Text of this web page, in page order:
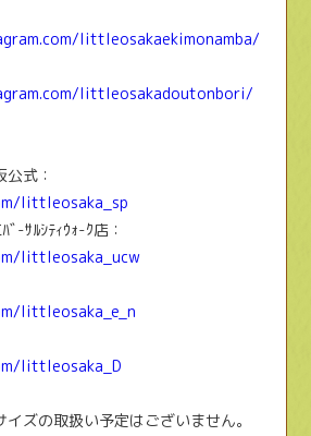
littleosakaekimonamba/
littleosakadoutonbori/
式：
littleosaka_sp
-ｻﾙｼﾃｨｳｫ-ｸ店：
littleosaka_ucw
littleosaka_e_n
littleosaka_D
ズの取扱い予定はございません。